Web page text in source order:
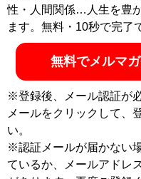
性・人間関係…人生を豊
ます。無料・10秒で完了
無料でメルマ
※登録後、メール認証が
メールをクリックして、
い。
※認証メールが届かない
ているか、メールアドレ